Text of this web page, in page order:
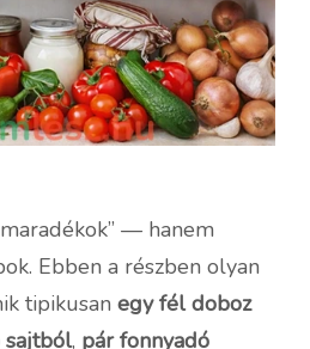
— hanem
Ebben a részben olyan
tipikusan egy fél doboz
sajtból, pár fonnyadó